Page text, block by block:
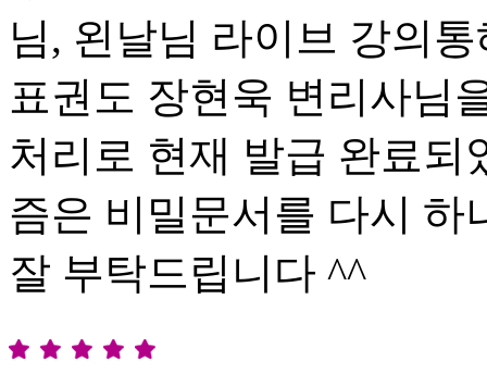
님, 왼날님 라이브 강의
표권도 장현욱 변리사님
처리로 현재 발급 완료되
즘은 비밀문서를 다시 하
잘 부탁드립니다 ^^